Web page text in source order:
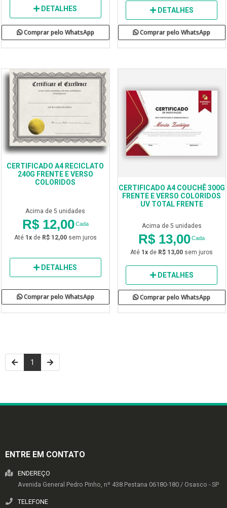
DETALHES
Comprar pelo WhatsApp
DETALHES
Comprar pelo WhatsApp
CERTIFICADO A4 RECICLATO
240G FRENTE E VERSO
COLORIDOS
Acima de 5 unidades
R$ 12,00Cada
Até 1xde R$ 12,00sem juros
DETALHES
Comprar pelo WhatsApp
CERTIFICADO A4 COUCHÊ 300G
FRENTE E VERSO COLORIDOS
UV TOTAL FRENTE
Acima de 5 unidades
R$ 13,00Cada
Até 1x de R$ 13,00 sem juros
DETALHES
Comprar pelo WhatsApp
1
ENTRE EM CONTATO
ENDEREÇO
Avenida General Pedro Pinho, nº 438 Pestana 06180-180 / Osasco - SP
TELEFONE